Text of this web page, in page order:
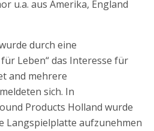
u.a. aus Amerika, England
durch eine
Leben“ das Interesse für
and mehrere
sich. In
Products Holland wurde
Langspielplatte aufzunehmen